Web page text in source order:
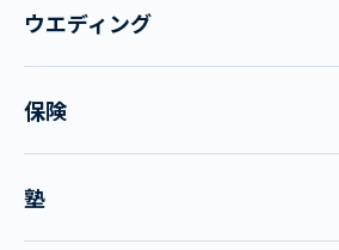
ウエディング
保険
塾